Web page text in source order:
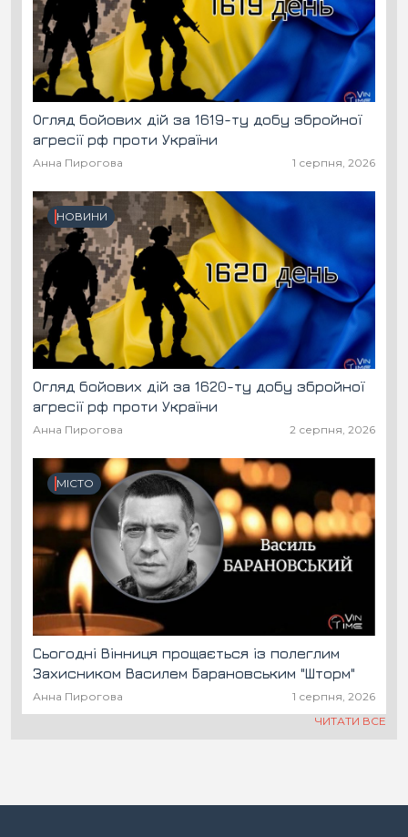
Огляд бойових дій за 1619-ту добу збройної
агресії рф проти України
Анна Пирогова 1 серпня, 2026
НОВИНИ
Огляд бойових дій за 1620-ту добу збройної
агресії рф проти України
Анна Пирогова 2 серпня, 2026
МІСТО
Сьогодні Вінниця прощається із полеглим
Захисником Василем Барановським "Шторм"
Анна Пирогова
1 серпня, 2026
ЧИТАТИ ВСЕ